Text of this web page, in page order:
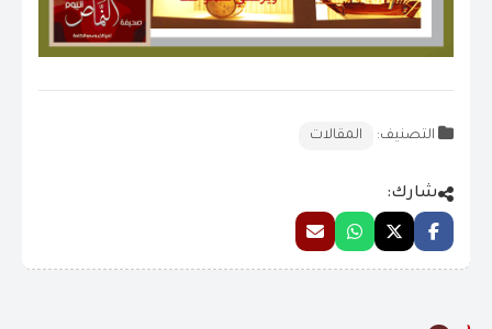
التصنيف: المقالات
شارك: